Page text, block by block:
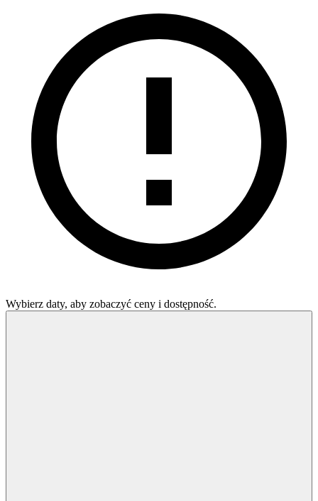
Wybierz daty, aby zobaczyć ceny i dostępność.